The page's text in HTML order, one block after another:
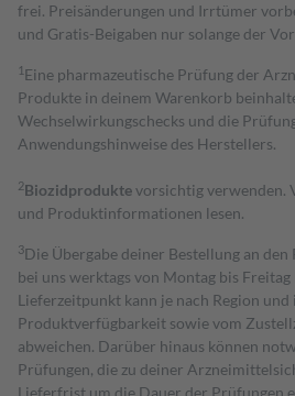
frei. Preisänderungen und Irrtümer
und Gratis-Beigaben nur solange der
1 Eine pharmazeutische Prüfung der
Produkte in deinem Warenkorb
Wechselwirkungschecks und die
Anwendungshinweise des Herstellers.
2Biozidproduktevorsichtig verwenden.
und Produktinformationen lesen.
3Die Übergabe deiner Bestellung an
bei uns werktags von Montag bis
Lieferzeitpunkt kann je nach Region
Produktverfügbarkeit sowie vom
abweichen. Darüber hinaus können
Prüfungen, die zu deiner
Lieferfrist um die Dauer der Prüfungen